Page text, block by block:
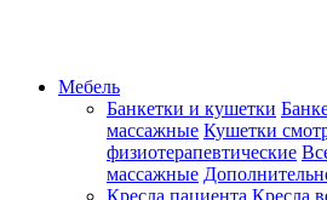
Мебель
Банкетки и кушетки
массажные Кушетки
физиотерапевтические
массажные
Кресла пациента Кресла